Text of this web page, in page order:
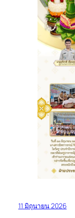
11 มิถุนายน 2026